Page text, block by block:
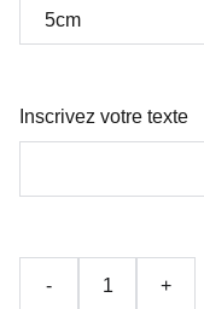
Inscrivez votre texte
- +